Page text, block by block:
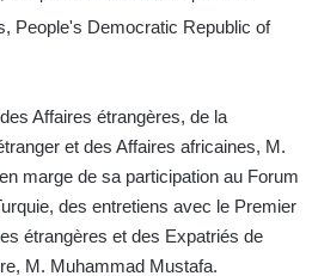
Affaires étrangères, de la
et des Affaires africaines, M.
marge de sa participation au Forum
des entretiens avec le Premier
étrangères et des Expatriés de
M. Muhammad Mustafa.